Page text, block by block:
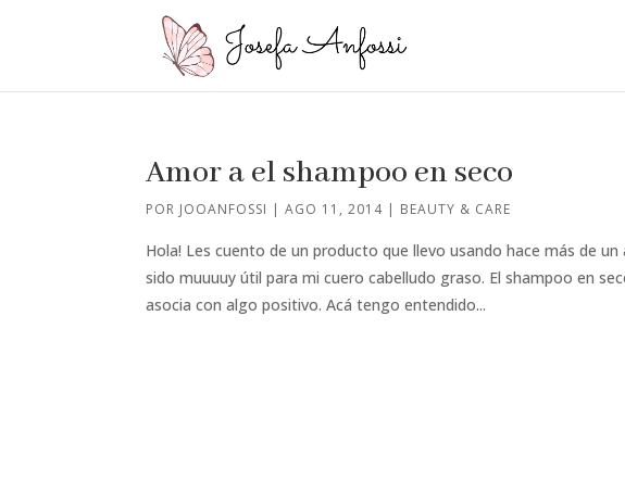
Amor a el shampoo en seco
POR JOOANFOSSI |AGO 11, 2014 | BEAUTY & CARE
Hola! Les cuento de un producto que llevo usando hace más de
sido muuuuy útil para mi cuero cabelludo graso. El shampoo en
asocia con algo positivo. Acá tengo entendido...